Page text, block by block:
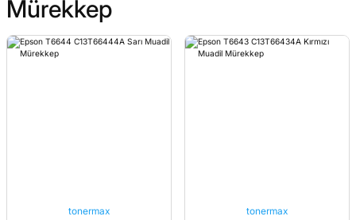
Mürekkep
tonermax tonermax